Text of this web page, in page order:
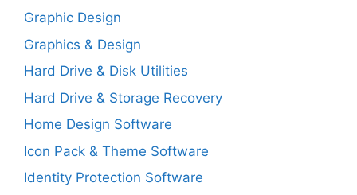
Graphic Design
Graphics & Design
Hard Drive & Disk Utilities
Hard Drive & Storage Recovery
Home Design Software
Icon Pack & Theme Software
Identity Protection Software